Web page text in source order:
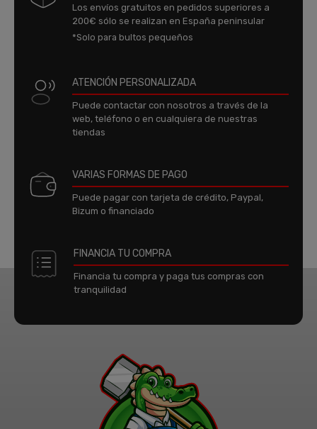
Los envíos gratuitos en pedidos superiores a
200€ sólo se realizan en España peninsular
*Solo para bultos pequeños
ATENCIÓN PERSONALIZADA
Puede contactar con nosotros a través de la
web, teléfono o en cualquiera de nuestras
tiendas
VARIAS FORMAS DE PAGO
Puede pagar con tarjeta de crédito, Paypal,
Bizum o financiado
FINANCIA TU COMPRA
Financia tu compra y paga tus compras con
tranquilidad